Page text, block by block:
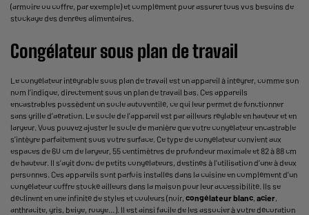
(armoire ou coffre, par exemple) et complément pour assurer tous vos besoins de
stockage des denrées alimentaires.
Congélateur sous plan de travail
Le congélateur intégrable sous plan de travail est un appareil à intégrer, comme son
nom l’indique, directement sous un plan de travail bas. Ces appareils
encastrables possèdent un socle autoventilé, ce qui leur permet de fonctionner
sans grille d’aération. Le socle de l’appareil est par ailleurs réglable en hauteur et en
largeur. Vous pouvez ajuster le socle de manière que votre congélateur encastrable
s’intègre parfaitement sous votre surface. Ce type de congélateur convient aux
espaces de 60 cm de largeur, 55 centimètres de profondeur maximale et 82 à 88 cm
de hauteur. Il s’agit donc de petits congélateurs, destinés à l’utilisation d’une à deux
personnes. Ces appareils sont parfois installés dans la cuisine en complément d’un
congélateur coffre stocké ailleurs dans la maison pour leur accessibilité. Ils se
déclinent en une infinité de styles et couleurs (noir, congélateur blanc, acier,
anthracite, gris, beige, rouge…). Il est ainsi facile de les associer à votre décoration